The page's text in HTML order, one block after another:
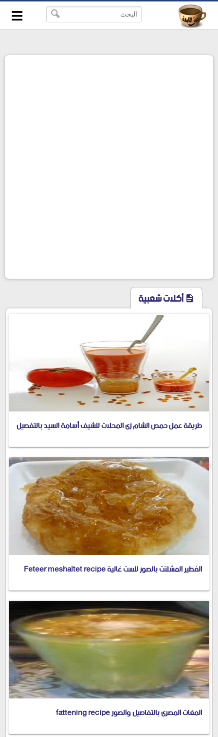
-->
≡
أكلات شعبية
طريقة عمل حمص الشام زى المحلات للشيف أسامة السيد بالتفصيل
الفطير المشلتت بالصور للست غالية Feteer meshaltet recipe
المغات المصرى بالتفاصيل والصور fattening recipe